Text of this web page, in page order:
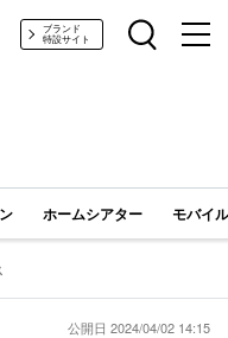
ットブランド
特設サイト
ホームシアター モバイ
公開日 2024/04/02 14:15